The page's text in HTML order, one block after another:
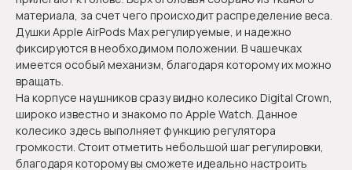
материала, за счет чего происходит распределение веса.
Душки Apple AirPods Max регулируемые, и надежно
фиксируются в необходимом положении. В чашечках
имеется особый механизм, благодаря которому их можно
вращать.
На корпусе наушников сразу видно колесико Digital Crown,
широко известно и знакомо по Apple Watch. Данное
колесико здесь выполняет функцию регулятора
громкости. Стоит отметить небольшой шаг регулировки,
благодаря которому вы сможете идеально настроить